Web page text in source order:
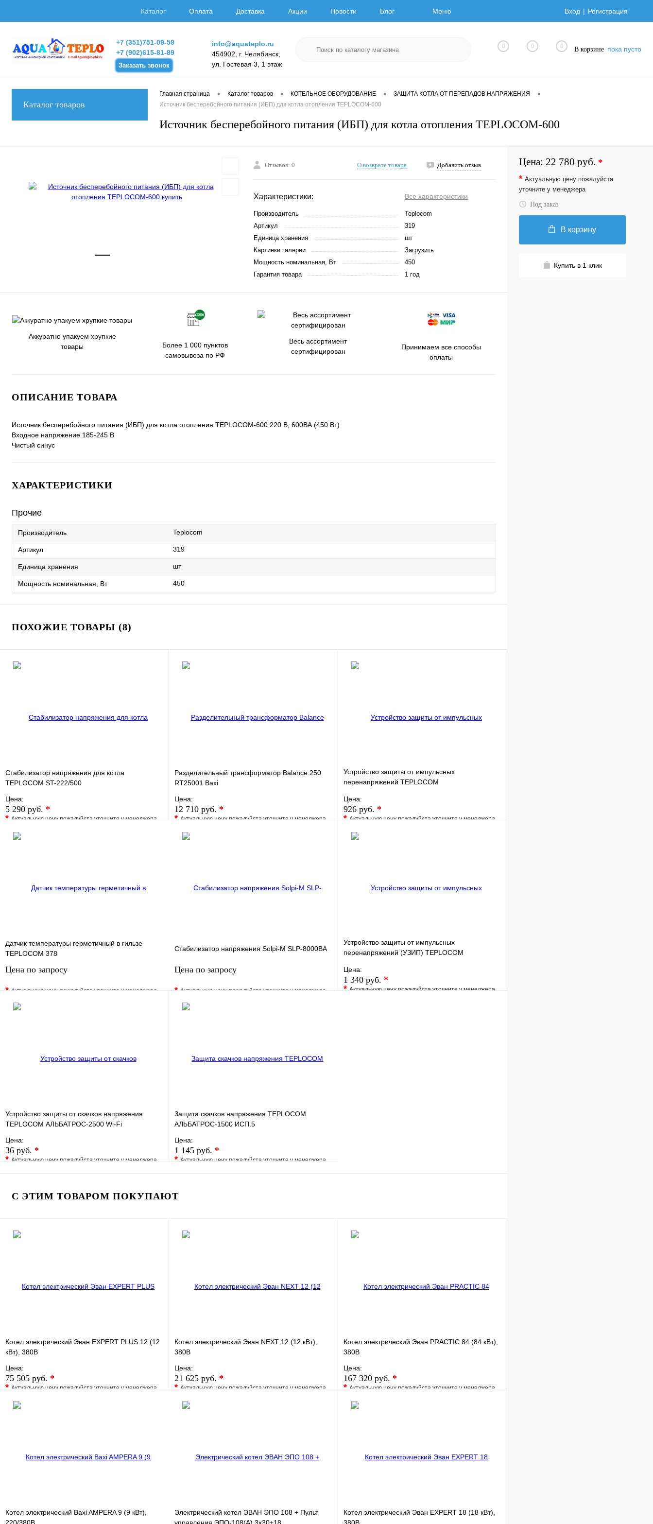
Каталог Оплата Доставка Акции Новости Блог Меню Вход Регистрация
+7 (351)751-09-59
+7 (902)615-81-89
Заказать звонок
info@aquateplo.ru
454902, г. Челябинск,
ул. Гостевая 3, 1 этаж
0 0 0 В корзине пока пусто
Каталог товаров
Главная страница • Каталог товаров • КОТЕЛЬНОЕ ОБОРУДОВАНИЕ • ЗАЩИТА КОТЛА ОТ ПЕРЕПАДОВ НАПРЯЖЕНИЯ •
Источник бесперебойного питания (ИБП) для котла отопления TEPLOCOM-600
Источник бесперебойного питания (ИБП) для котла отопления TEPLOCOM-600
Отзывов: 0 О возврате товара Добавить отзыв
Характеристики: Все характеристики
Производитель
Teplocom
Артикул
319
Единица хранения
шт
Картинки галереи
Загрузить
Мощность номинальная, Вт
450
Гарантия товара
1 год
Аккуратно упакуем хрупкие
товары
Более 1 000 пунктов
самовывоза по РФ
Весь ассортимент
сертифицирован
Принимаем все способы
оплаты
ОПИСАНИЕ ТОВАРА
Источник бесперебойного питания (ИБП) для котла отопления TEPLOCOM-600 220 В, 600ВА (450 Вт)
Входное напряжение 185-245 В
Чистый синус
ХАРАКТЕРИСТИКИ
Прочие
Производитель Teplocom
Артикул 319
Единица хранения шт
Мощность номинальная, Вт 450
ПОХОЖИЕ ТОВАРЫ (8)
Стабилизатор напряжения для котла
TEPLOCOM ST-222/500
Цена:
5 290 руб. *
*Актуальную цену пожалуйста уточните у менеджера
В избранное
Разделительный трансформатор Balance 250
RT25001 Baxi
Цена:
12 710 руб. *
*Актуальную цену пожалуйста уточните у менеджера
В избранное
Устройство защиты от импульсных
перенапряжений TEPLOCOM
Цена:
926 руб. *
*Актуальную цену пожалуйста уточните у менеджера
В избранное
Датчик температуры герметичный в гильзе
TEPLOCOM 378
Цена по запросу
*Актуальную цену пожалуйста уточните у менеджера
В избранное
Стабилизатор напряжения Solpi-M SLP-8000BA
Цена по запросу
*Актуальную цену пожалуйста уточните у менеджера
В избранное
Устройство защиты от импульсных
перенапряжений (УЗИП) TEPLOCOM
Цена:
1 340 руб. *
*Актуальную цену пожалуйста уточните у менеджера
Устройство защиты от скачков напряжения
TEPLOCOM АЛЬБАТРОС-2500 Wi-Fi
Цена:
36 руб. *
*Актуальную цену пожалуйста уточните у менеджера
В избранное Сравнение
В корзину
Защита скачков напряжения TEPLOCOM
АЛЬБАТРОС-1500 ИСП.5
Цена:
1 145 руб. *
*Актуальную цену пожалуйста уточните у менеджера
В избранное Сравнение
В корзину
С ЭТИМ ТОВАРОМ ПОКУПАЮТ
Котел электрический Эван EXPERT PLUS 12 (12
кВт), 380В
Цена:
75 505 руб. *
*Актуальную цену пожалуйста уточните у менеджера
В избранное
Котел электрический Эван NEXT 12 (12 кВт),
380В
Цена:
21 625 руб. *
*Актуальную цену пожалуйста уточните у менеджера
В избранное
Котел электрический Эван PRACTIC 84 (84 кВт),
380В
Цена:
167 320 руб. *
*Актуальную цену пожалуйста уточните у менеджера
В избранное
Котел электрический Baxi AMPERA 9 (9 кВт),
Электрический котел ЭВАН ЭПО 108 + Пульт
Котел электрический Эван EXPERT 18 (18 кВт),
Цена: 22 780 руб. *
* Актуальную цену пожалуйста
уточните у менеджера
Под заказ
В корзину
Купить в 1 клик